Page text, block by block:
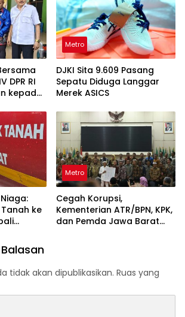
DPR RI
kepada
Metro
DJKI Sita 9.609 Pasang
Sepatu Diduga Langgar
Merek ASICS
ke
Metro
Cegah Korupsi,
Kementerian ATR/BPN, KPK,
dan Pemda Jawa Barat
tidak akan dipublikasikan. Ruas yang